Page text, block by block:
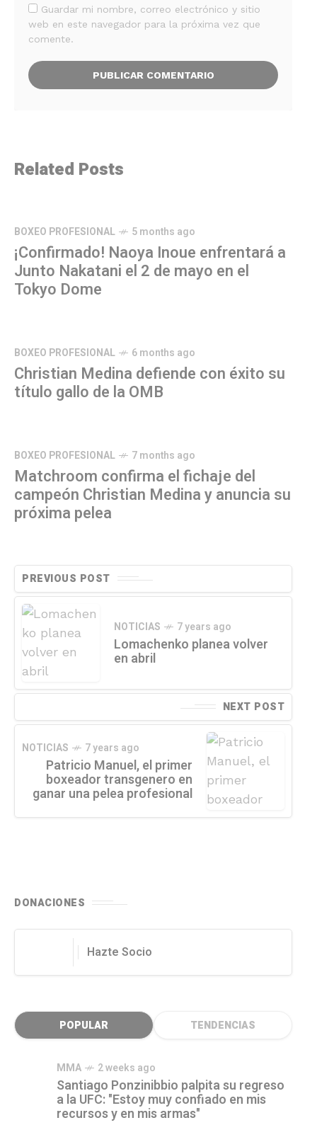
Guardar mi nombre, correo electrónico y sitio
web en este navegador para la próxima vez que
comente.
Related Posts
BOXEO PROFESIONAL 5 months ago
¡Confirmado! Naoya Inoue enfrentará a
Junto Nakatani el 2 de mayo en el
Tokyo Dome
BOXEO PROFESIONAL 6 months ago
Christian Medina defiende con éxito su
título gallo de la OMB
BOXEO PROFESIONAL 7 months ago
Matchroom confirma el fichaje del
campeón Christian Medina y anuncia su
próxima pelea
PREVIOUS POST
NOTICIAS 7 years ago
Lomachenko planea volver
en abril
NEXT POST
NOTICIAS 7 years ago
Patricio Manuel, el primer
boxeador transgenero en
ganar una pelea profesional
DONACIONES
Hazte Socio
POPULAR TENDENCIAS
MMA 2 weeks ago
Santiago Ponzinibbio palpita su regreso
a la UFC: "Estoy muy confiado en mis
recursos y en mis armas"